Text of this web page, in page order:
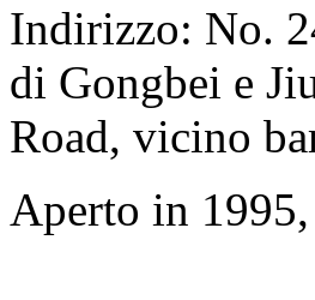
Indirizzo: No.
di Gongbei e
Road, vicino
Aperto in